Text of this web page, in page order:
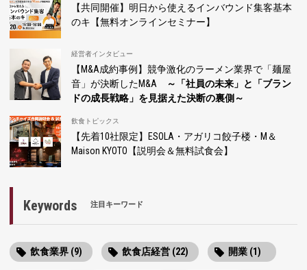
【共同開催】明日から使えるインバウンド集客基本
のキ【無料オンラインセミナー】
経営者インタビュー
【M&A成約事例】競争激化のラーメン業界で「麺屋
音」が決断したM&A
～「社員の未来」と「ブラン
ドの成長戦略」を見据えた決断の裏側～
飲食トピックス
【先着10社限定】ESOLA・アガリコ餃子楼・M＆
Maison KYOTO【説明会＆無料試食会】
Keywords 注目キーワード
飲食業界 (9) 飲食店経営 (22) 開業 (1)